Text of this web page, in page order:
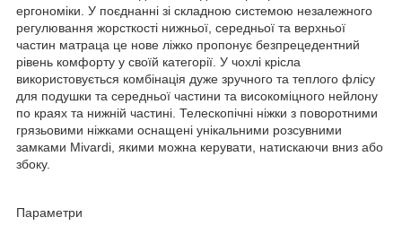
ергономіки. У поєднанні зі складною системою незалежного
регулювання жорсткості нижньої, середньої та верхньої
частин матраца це нове ліжко пропонує безпрецедентний
рівень комфорту у своїй категорії. У чохлі крісла
використовується комбінація дуже зручного та теплого флісу
для подушки та середньої частини та високоміцного нейлону
по краях та нижній частині. Телескопічні ніжки з поворотними
грязьовими ніжками оснащені унікальними розсувними
замками Mivardi, якими можна керувати, натискаючи вниз або
збоку.
Параметри